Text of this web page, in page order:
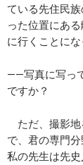
ている先住民
った位置にあ
に行くことにな
――写真に写っ
ですか？
ただ、撮影地
で、君の専門
私の先生は先